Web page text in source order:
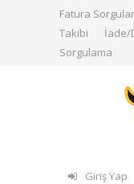
Fatura
Takibi
İade/
Sorgulama
Giriş Yap